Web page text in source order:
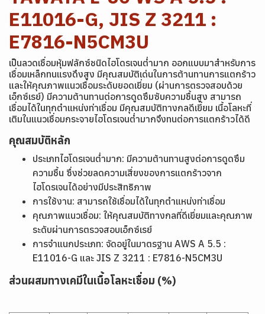
E11016-G, JIS Z 3211 :
E7816-N5CM3U
เป็นลวดเชื่อมหุ้มฟลักซ์ชนิดไฮโดรเจนต่ำมาก ออกแบบมาสำหรับการ
เชื่อมเหล็กทนแรงดึงสูง มีคุณสมบัติเด่นในการต้านทานการแตกร้าว
และให้คุณภาพแนวเชื่อมระดับยอดเยี่ยม (ผ่านการตรวจสอบด้วย
เอ็กซ์เรย์) มีความต้านทานต่อการดูดซึมซับความชื้นสูง สามารถ
เชื่อมได้ในทุกตำแหน่งท่าเชื่อม มีคุณสมบัติทางกลดีเยี่ยม เนื้อโลหะที่
เติมในแนวเชื่อมกระจายไฮโดรเจนต่ำมากจึงทนต่อการแตกร้าวได้ดี
คุณสมบัติหลัก
ประเภทไฮโดรเจนต่ำมาก: มีความต้านทานสูงต่อการดูดซึม
ความชื้น ซึ่งช่วยลดความเสี่ยงของการแตกร้าวจาก
ไฮโดรเจนได้อย่างมีประสิทธิภาพ
การใช้งาน: สามารถใช้เชื่อมได้ในทุกตำแหน่งท่าเชื่อม
คุณภาพแนวเชื่อม: ให้คุณสมบัติทางกลที่ดีเยี่ยมและคุณภาพ
ระดับผ่านการตรวจสอบเอ็กซ์เรย์
การจำแนกประเภท: จัดอยู่ในมาตรฐาน AWS A 5.5 :
E11016-G และ JIS Z 3211 : E7816-N5CM3U
ส่วนผสมทางเคมีในเนื้อโลหะเชื่อม (%)